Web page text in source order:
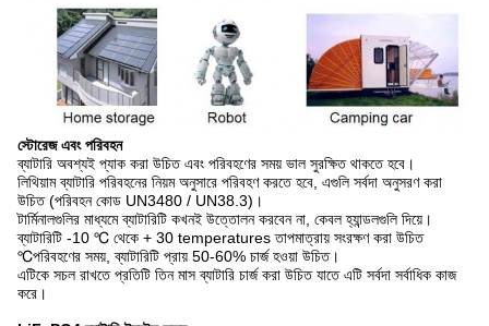
স্টোরেজ এবং পরিবহন
ব্যাটারি অবশ্যই প্যাক করা উচিত এবং পরিবহণের সময় ভাল সুরক্ষিত থাকতে হবে।
লিথিয়াম ব্যাটারি পরিবহনের নিয়ম অনুসারে পরিবহণ করতে হবে, এগুলি সর্বদা অনুসরণ করা
উচিত (পরিবহন কোড UN3480 / UN38.3)।
টার্মিনালগুলির মাধ্যমে ব্যাটারিটি কখনই উত্তোলন করবেন না, কেবল হ্যান্ডলগুলি দিয়ে।
ব্যাটারিটি -10 ℃ থেকে + 30 temperatures তাপমাত্রায় সংরক্ষণ করা উচিত
℃পরিবহণের সময়, ব্যাটারিটি প্রায় 50-60% চার্জ হওয়া উচিত।
এটিকে সচল রাখতে প্রতিটি তিন মাস ব্যাটারি চার্জ করা উচিত যাতে এটি সর্বদা সর্বাধিক কাজ
করে।